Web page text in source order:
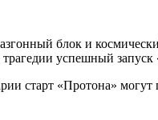
блок и
успешный